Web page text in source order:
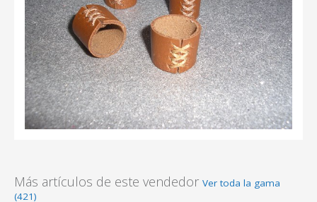
Más artículos de este vendedor Ver toda la gama
(421)